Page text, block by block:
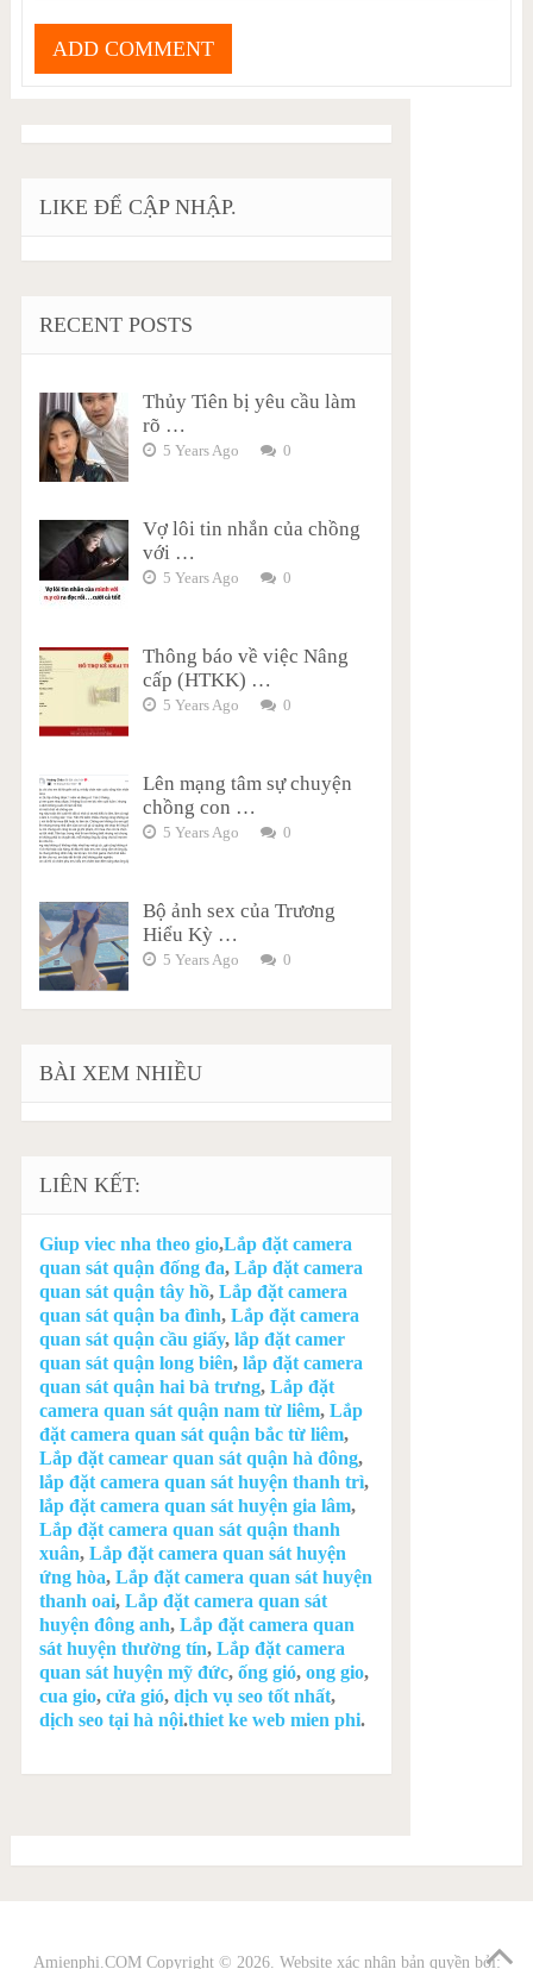
LIKE ĐỂ CẬP NHẬP.
RECENT POSTS
Thủy Tiên bị yêu cầu làm
rõ …
5 Years Ago 0
Vợ lôi tin nhắn của chồng
với …
5 Years Ago 0
Thông báo về việc Nâng
cấp (HTKK) …
5 Years Ago 0
Lên mạng tâm sự chuyện
chồng con …
5 Years Ago 0
Bộ ảnh sex của Trương
Hiểu Kỳ …
5 Years Ago 0
BÀI XEM NHIỀU
LIÊN KẾT:
Giup viec nha theo gio,Lắp đặt camera
quan sát quận đống đa, Lắp đặt camera
quan sát quận tây hồ, Lắp đặt camera
quan sát quận ba đình, Lắp đặt camera
quan sát quận cầu giấy, lắp đặt camer
quan sát quận long biên, lắp đặt camera
quan sát quận hai bà trưng, Lắp đặt
camera quan sát quận nam từ liêm, Lắp
đặt camera quan sát quận bắc từ liêm,
Lắp đặt camear quan sát quận hà đông,
lắp đặt camera quan sát huyện thanh trì,
lắp đặt camera quan sát huyện gia lâm,
Lắp đặt camera quan sát quận thanh
xuân, Lắp đặt camera quan sát huyện
ứng hòa, Lắp đặt camera quan sát huyện
thanh oai, Lắp đặt camera quan sát
huyện đông anh, Lắp đặt camera quan
sát huyện thường tín, Lắp đặt camera
quan sát huyện mỹ đức, ống gió, ong gio,
cua gio, cửa gió, dịch vụ seo tốt nhất,
dịch seo tại hà nội.thiet ke web mien phi.
Amienphi.COMCopyright © 2026. Website xác nhận bản quyền bởi: